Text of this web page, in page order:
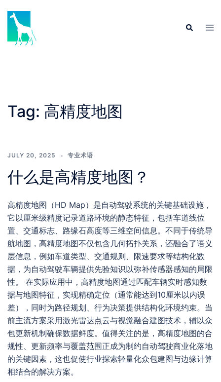
content
Search
Tag: 高精度地图
JULY 20, 2025 专业术语
什么是高精度地图？
高精度地图（HD Map）是自动驾驶系统的关键基础设施，
它以厘米级精度记录道路环境的静态特征，包括车道线位
置、交通标志、路缘石高度等三维空间信息。不同于传统导
航地图，高精度地图不仅包含几何拓扑关系，还融合了语义
层信息，例如车道类型、交通规则、限速要求等结构化数
据，为自动驾驶车辆提供先验知识以弥补传感器感知的局限
性。 在实际应用中，高精度地图通过匹配车辆实时感知数
据与地图特征，实现精确定位（通常能达到10厘米以内误
差），同时为路径规划、行为决策提供结构化环境约束。当
前主流方案采用激光雷达点云与视觉融合建图技术，辅以众
包更新机制确保数据鲜度。值得关注的是，高精度地图的合
规性、更新频率与覆盖范围正成为制约自动驾驶商业化落地
的关键因素，这也促使行业探索轻量化众包建图与边缘计算
相结合的解决方案。